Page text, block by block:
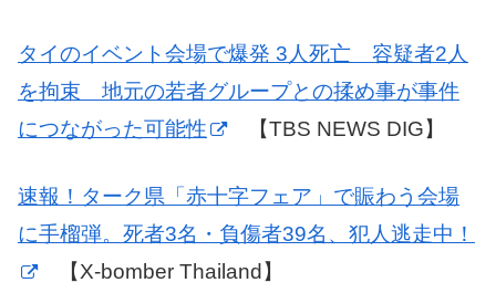
タイのイベント会場で爆発 3人死亡 容疑者2人
を拘束 地元の若者グループとの揉め事が事件
につながった可能性
【TBS NEWS DIG】
速報！ターク県「赤十字フェア」で賑わう会場
に手榴弾。死者3名・負傷者39名、犯人逃走中！
【X-bomber Thailand】